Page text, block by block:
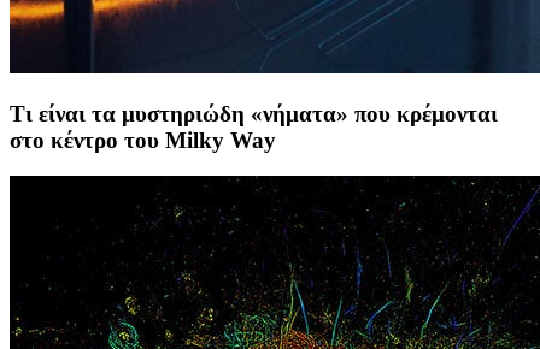
Τι είναι τα μυστηριώδη «νήματα» που κρέμονται
στο κέντρο του Milky Way